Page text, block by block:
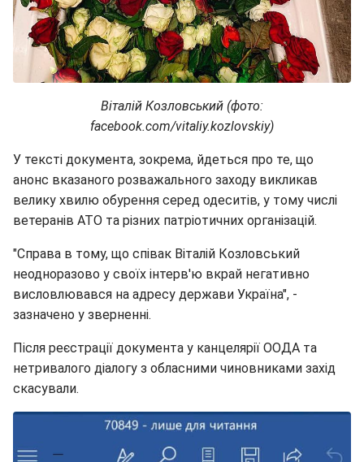
Віталій Козловський (фото:
facebook.com/vitaliy.kozlovskiy)
У тексті документа, зокрема, йдеться про те, що
анонс вказаного розважального заходу викликав
велику хвилю обурення серед одеситів, у тому числі
ветеранів АТО та різних патріотичних організацій.
"Справа в тому, що співак Віталій Козловський
неодноразово у своїх інтерв'ю вкрай негативно
висловлювався на адресу держави Україна", -
зазначено у зверненні.
Після реєстрації документа у канцелярії ООДА та
нетривалого діалогу з обласними чиновниками захід
скасували.